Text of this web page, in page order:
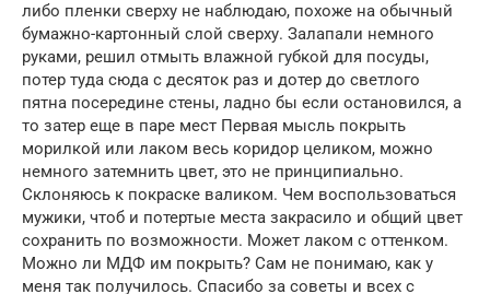
либо пленки сверху не наблюдаю, похоже на обычный
бумажно-картонный слой сверху. Залапали немного
руками, решил отмыть влажной губкой для посуды,
потер туда сюда с десяток раз и дотер до светлого
пятна посередине стены, ладно бы если остановился, а
то затер еще в паре мест Первая мысль покрыть
морилкой или лаком весь коридор целиком, можно
немного затемнить цвет, это не принципиально.
Склоняюсь к покраске валиком. Чем воспользоваться
мужики, чтоб и потертые места закрасило и общий цвет
сохранить по возможности. Может лаком с оттенком.
Можно ли МДФ им покрыть? Сам не понимаю, как у
меня так получилось. Спасибо за советы и всех с